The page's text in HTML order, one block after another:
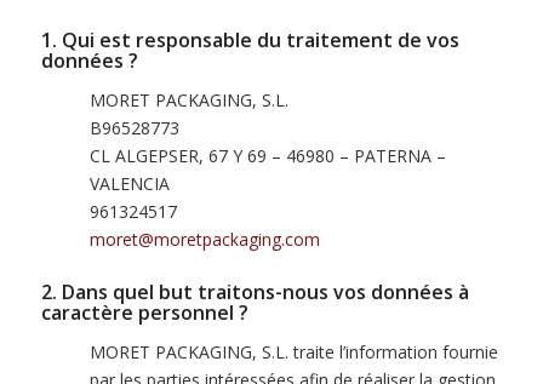
1. Qui est responsable du traitement de vos
données ?
MORET PACKAGING, S.L.
B96528773
CL ALGEPSER, 67 Y 69 – 46980 – PATERNA –
VALENCIA
961324517
moret@moretpackaging.com
2. Dans quel but traitons-nous vos données à
caractère personnel ?
MORET PACKAGING, S.L. traite l’information fournie